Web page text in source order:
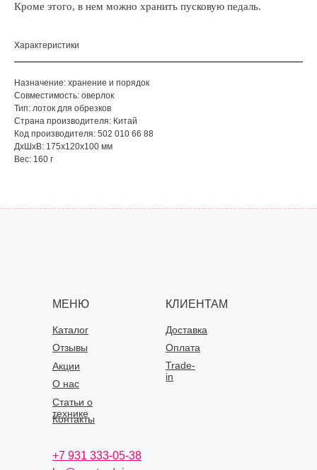
Кроме этого, в нем можно хранить пусковую педаль.
Характеристики
Назначение: хранение и порядок
Совместимость: оверлок
Тип: лоток для обрезков
Страна производителя: Китай
Код производителя: 502 010 66 88
ДxШxВ: 175x120x100 мм
Вес: 160 г
МЕНЮ КЛИЕНТАМ
Каталог
О нас
Доставка
Статьи о
технике
Оплата
Отзывы
Акции
Контакты
Trade-
in
+7 931 333-05-38